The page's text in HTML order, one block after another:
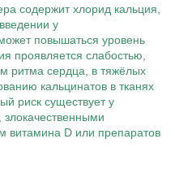
содержит хлорид кальция,
у
повышаться уровень
проявляется слабостью,
ритма сердца, в тяжёлых
кальцинатов в тканях
риск существует у
злокачественными
витамина D или препаратов